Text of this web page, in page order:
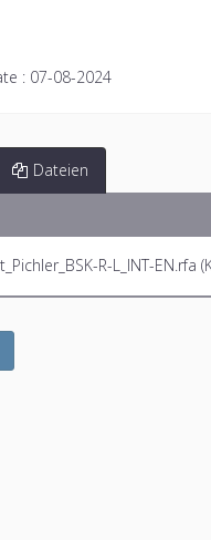
: 07-08-2024
Dateien
R-L_INT-EN.rfa (